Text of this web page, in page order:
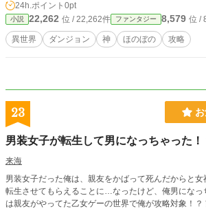
24h.ポイント 0pt
小説 22,262 位 / 22,262件 ファンタジー 8,579 位 /
異世界 ダンジョン 神 ほのぼの 攻略
23
男装女子が転生して男になっちゃった！
来海
男装女子だった俺は、親友をかばって死んだからと女
転生させてもらえることに…なったけど、俺男になっ
は親友がやってた乙女ゲーの世界で俺が攻略対象！？ 前世で同性にはモテモテ